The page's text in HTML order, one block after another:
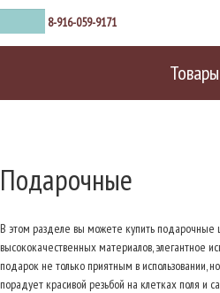
8-916-059-9171
Товары
Подарочные
В этом разделе вы можете купить
высококачественных материалов, элегантное
подарок не только приятным в
порадует красивой резьбой на клетках поля